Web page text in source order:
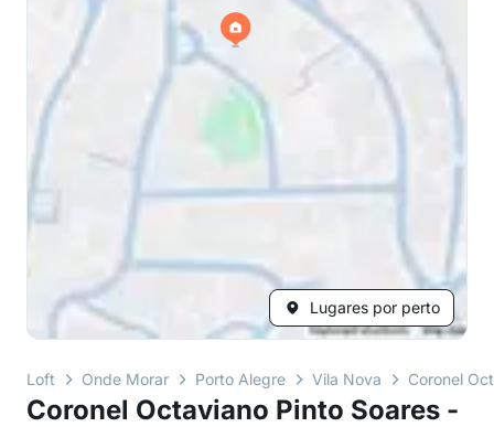
Lugares por perto
Loft Onde Morar Porto Alegre Vila Nova Coronel
Coronel Octaviano Pinto Soares -